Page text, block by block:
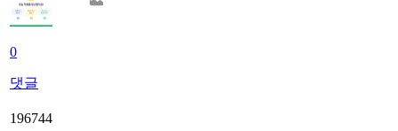
0
댓글
196744